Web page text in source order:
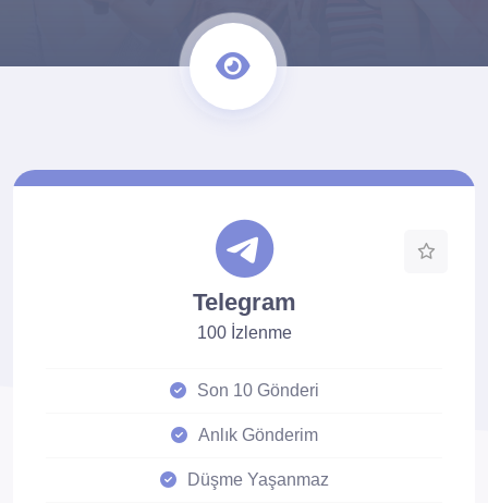
Telegram
100 İzlenme
Son 10 Gönderi
Anlık Gönderim
Düşme Yaşanmaz